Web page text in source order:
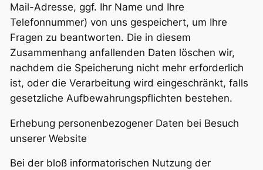
Mail-Adresse, ggf. Ihr Name und Ihre
Telefonnummer) von uns gespeichert, um Ihre
Fragen zu beantworten. Die in diesem
Zusammenhang anfallenden Daten löschen wir,
nachdem die Speicherung nicht mehr erforderlich
ist, oder die Verarbeitung wird eingeschränkt, falls
gesetzliche Aufbewahrungspflichten bestehen.
Erhebung personenbezogener Daten bei Besuch
unserer Website
Bei der bloß informatorischen Nutzung der